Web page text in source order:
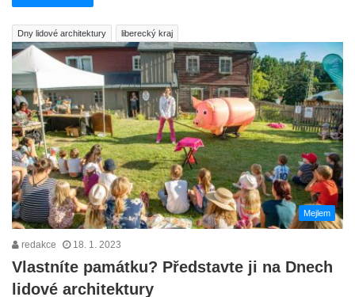
Dny lidové architektury liberecký kraj
Mejlem
redakce 18. 1. 2023
Vlastníte památku? Představte ji na Dnech
lidové architektury